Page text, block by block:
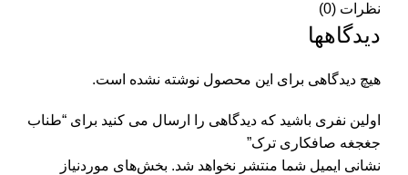
نظرات (0)
دیدگاهها
هیچ دیدگاهی برای این محصول نوشته نشده است.
اولین نفری باشید که دیدگاهی را ارسال می کنید برای “طناب
جغجغه صافکاری ترک”
نشانی ایمیل شما منتشر نخواهد شد. بخش‌های موردنیاز